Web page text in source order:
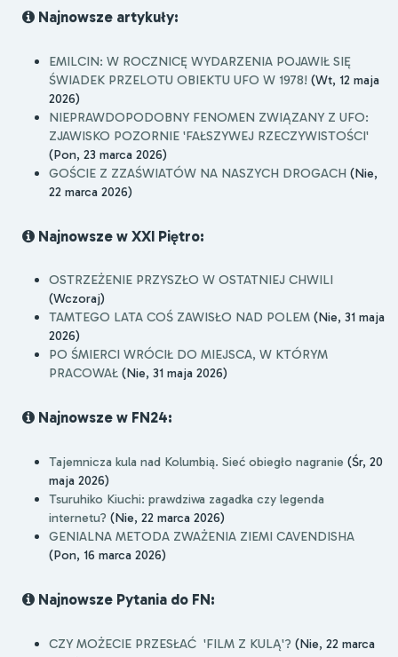
Najnowsze artykuły:
EMILCIN: W ROCZNICĘ WYDARZENIA POJAWIŁ SIĘ
ŚWIADEK PRZELOTU OBIEKTU UFO W 1978! (Wt, 12 maja
2026)
NIEPRAWDOPODOBNY FENOMEN ZWIĄZANY Z UFO:
ZJAWISKO POZORNIE 'FAŁSZYWEJ RZECZYWISTOŚCI'
(Pon, 23 marca 2026)
GOŚCIE Z ZZAŚWIATÓW NA NASZYCH DROGACH (Nie,
22 marca 2026)
Najnowsze w XXI Piętro:
OSTRZEŻENIE PRZYSZŁO W OSTATNIEJ CHWILI
(Wczoraj)
TAMTEGO LATA COŚ ZAWISŁO NAD POLEM (Nie, 31 maja
2026)
PO ŚMIERCI WRÓCIŁ DO MIEJSCA, W KTÓRYM
PRACOWAŁ (Nie, 31 maja 2026)
Najnowsze w FN24:
Tajemnicza kula nad Kolumbią. Sieć obiegło nagranie (Śr, 20
maja 2026)
Tsuruhiko Kiuchi: prawdziwa zagadka czy legenda
internetu? (Nie, 22 marca 2026)
GENIALNA METODA ZWAŻENIA ZIEMI CAVENDISHA
(Pon, 16 marca 2026)
Najnowsze Pytania do FN:
CZY MOŻECIE PRZESŁAĆ 'FILM Z KULĄ'? (Nie, 22 marca